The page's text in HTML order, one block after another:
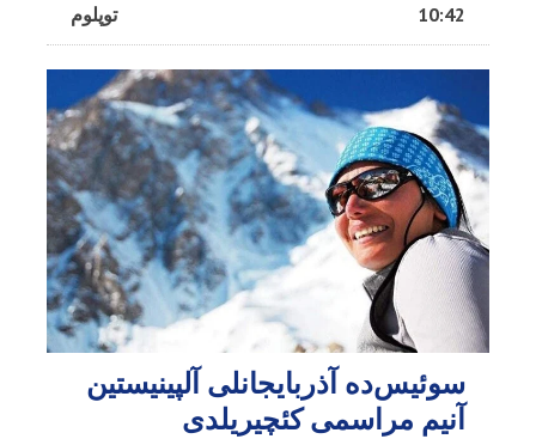
توپلوم 10:42
سوئیس‌ده آذربایجانلی آلپینیستین
آنیم مراسمی کئچیریلدی